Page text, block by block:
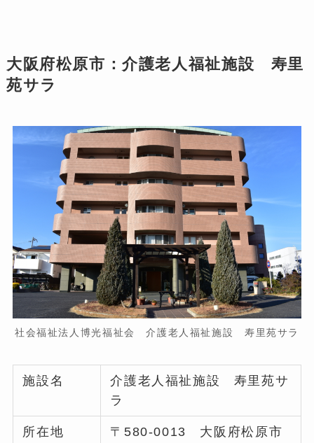
大阪府松原市：介護老人福祉施設 寿里
苑サラ
社会福祉法人博光福祉会 介護老人福祉施設 寿里苑サラ
施設名
介護老人福祉施設 寿里苑サ
ラ
所在地 〒580-0013 大阪府松原市